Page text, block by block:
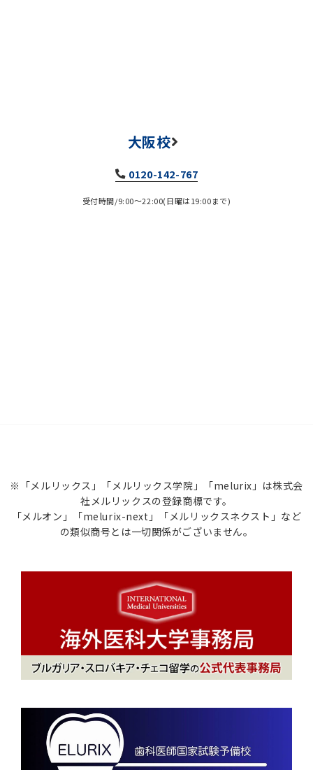
大阪校
0120-142-767
受付時間/9:00～22:00(日曜は19:00まで)
※「メルリックス」「メルリックス学院」「melurix」は株式会
社メルリックスの登録商標です。
「メルオン」「melurix-next」「メルリックスネクスト」など
の類似商号とは一切関係がございません。